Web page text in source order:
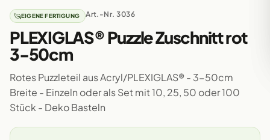
EIGENE FERTIGUNG Art.-Nr. 3036
PLEXIGLAS® Puzzle Zuschnitt rot
3-50cm
Rotes Puzzleteil aus Acryl/PLEXIGLAS® - 3-50cm
Breite - Einzeln oder als Set mit 10, 25, 50 oder 100
Stück - Deko Basteln